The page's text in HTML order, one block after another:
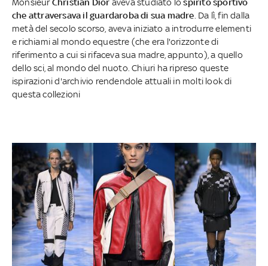
MonsieurChristian Dior aveva studiato lospirito sportivo
che attraversava il guardaroba di sua madre. Da lì, fin dalla
metà del secolo scorso, aveva iniziato a introdurre elementi
e richiami al mondo equestre (che era l'orizzonte di
riferimento a cui si rifaceva sua madre, appunto), a quello
dello sci, al mondo del nuoto. Chiuri ha ripreso queste
ispirazioni d'archivio rendendole attuali in molti look di
questa collezioni